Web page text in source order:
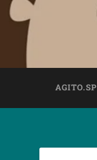
AGITO.SP